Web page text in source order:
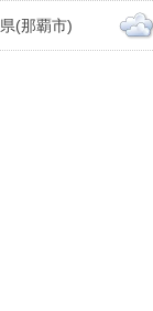
(那覇市)